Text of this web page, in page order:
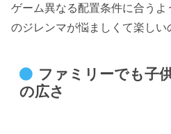
ゲーム異なる配置条件に合う
のジレンマが悩ましくて楽しい
ファミリーでも子
の広さ